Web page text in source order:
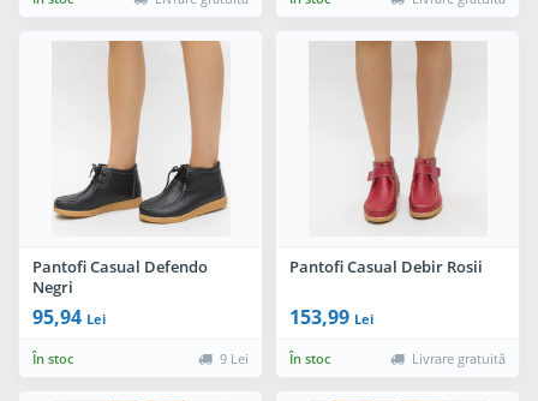
Pantofi Casual Defendo
Negri
95,94 Lei
În stoc 9 Lei
Pantofi Casual Debir Rosii
153,99 Lei
În stoc Livrare gratuită